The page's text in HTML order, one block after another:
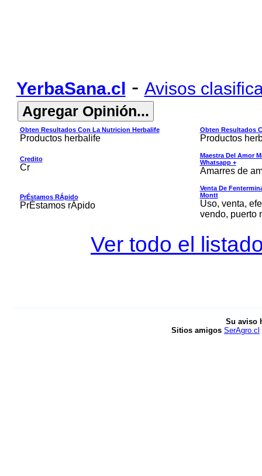
YerbaSana.cl - Avisos
Obten Resultados Con La Nutricion Herbalife
Productos herbalife
Obten Resultados
Productos
Credito
Cr
Maestra Del Amor
Whatsapp +
Amarres de
PrÉstamos RÁpido
PrÉstamos rÁpido
Venta De
Montt
Uso, venta,
vendo, puerto
Ver todo el
Su aviso
Sitios amigos SerAgro.cl